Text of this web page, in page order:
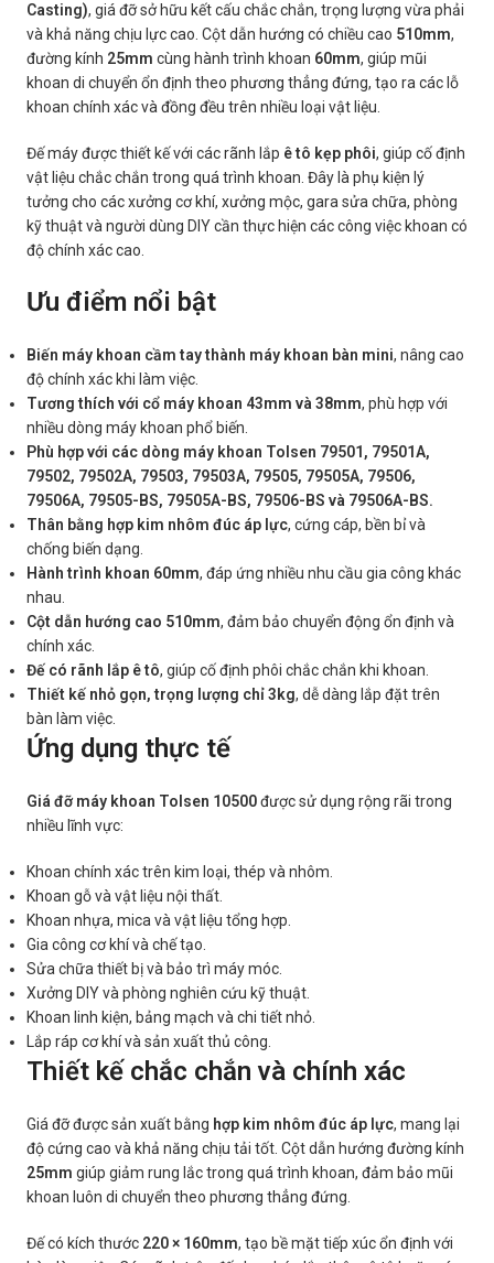
Casting), giá đỡ sở hữu kết cấu chắc chắn, trọng lượng vừa phải
và khả năng chịu lực cao. Cột dẫn hướng có chiều cao 510mm,
đường kính 25mm cùng hành trình khoan 60mm, giúp mũi
khoan di chuyển ổn định theo phương thẳng đứng, tạo ra các lỗ
khoan chính xác và đồng đều trên nhiều loại vật liệu.
Đế máy được thiết kế với các rãnh lắp ê tô kẹp phôi, giúp cố định
vật liệu chắc chắn trong quá trình khoan. Đây là phụ kiện lý
tưởng cho các xưởng cơ khí, xưởng mộc, gara sửa chữa, phòng
kỹ thuật và người dùng DIY cần thực hiện các công việc khoan có
độ chính xác cao.
Ưu điểm nổi bật
Biến máy khoan cầm tay thành máy khoan bàn mini, nâng cao
độ chính xác khi làm việc.
Tương thích với cổ máy khoan 43mm và 38mm, phù hợp với
nhiều dòng máy khoan phổ biến.
Phù hợp với các dòng máy khoan Tolsen 79501, 79501A,
79502, 79502A, 79503, 79503A, 79505, 79505A, 79506,
79506A, 79505-BS, 79505A-BS, 79506-BS và 79506A-BS.
Thân bằng hợp kim nhôm đúc áp lực, cứng cáp, bền bỉ và
chống biến dạng.
Hành trình khoan 60mm, đáp ứng nhiều nhu cầu gia công khác
nhau.
Cột dẫn hướng cao 510mm, đảm bảo chuyển động ổn định và
chính xác.
Đế có rãnh lắp ê tô, giúp cố định phôi chắc chắn khi khoan.
Thiết kế nhỏ gọn, trọng lượng chỉ 3kg, dễ dàng lắp đặt trên
bàn làm việc.
Ứng dụng thực tế
Giá đỡ máy khoan Tolsen 10500được sử dụng rộng rãi trong
nhiều lĩnh vực:
Khoan chính xác trên kim loại, thép và nhôm.
Khoan gỗ và vật liệu nội thất.
Khoan nhựa, mica và vật liệu tổng hợp.
Gia công cơ khí và chế tạo.
Sửa chữa thiết bị và bảo trì máy móc.
Xưởng DIY và phòng nghiên cứu kỹ thuật.
Khoan linh kiện, bảng mạch và chi tiết nhỏ.
Lắp ráp cơ khí và sản xuất thủ công.
Thiết kế chắc chắn và chính xác
Giá đỡ được sản xuất bằng hợp kim nhôm đúc áp lực, mang lại
độ cứng cao và khả năng chịu tải tốt. Cột dẫn hướng đường kính
25mm giúp giảm rung lắc trong quá trình khoan, đảm bảo mũi
khoan luôn di chuyển theo phương thẳng đứng.
Đế có kích thước 220 × 160mm, tạo bề mặt tiếp xúc ổn định với